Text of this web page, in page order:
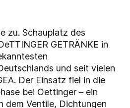
zu. Schauplatz des
GETRÄNKE in
und seit vielen
Der Einsatz fiel in die
bei Oettinger – ein
dem Ventile, Dichtungen